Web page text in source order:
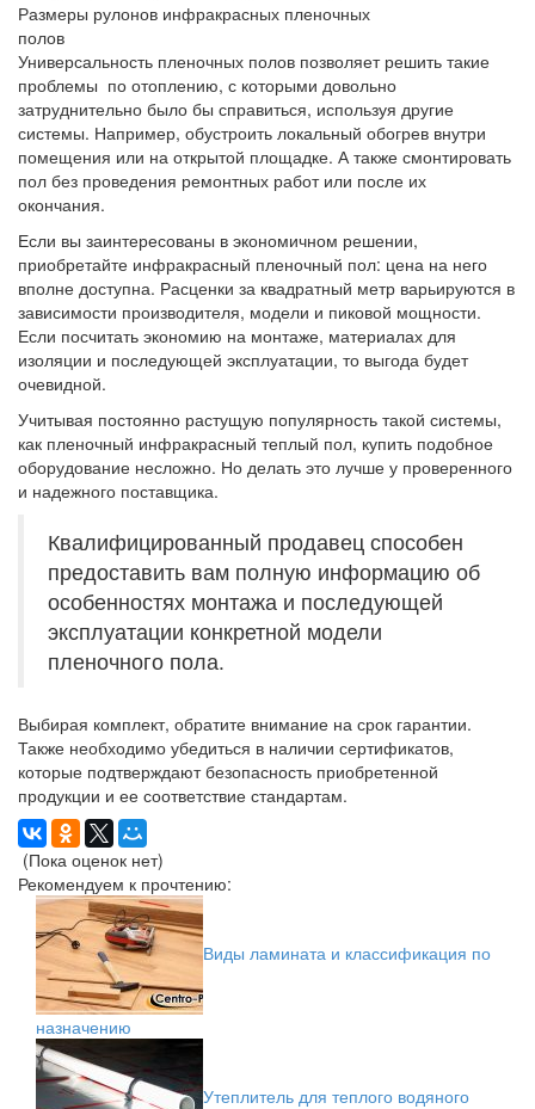
Размеры рулонов инфракрасных пленочных
полов
Универсальность пленочных полов позволяет решить такие
проблемы по отоплению, с которыми довольно
затруднительно было бы справиться, используя другие
системы. Например, обустроить локальный обогрев внутри
помещения или на открытой площадке. А также смонтировать
пол без проведения ремонтных работ или после их
окончания.
Если вы заинтересованы в экономичном решении,
приобретайте инфракрасный пленочный пол: цена на него
вполне доступна. Расценки за квадратный метр варьируются в
зависимости производителя, модели и пиковой мощности.
Если посчитать экономию на монтаже, материалах для
изоляции и последующей эксплуатации, то выгода будет
очевидной.
Учитывая постоянно растущую популярность такой системы,
как пленочный инфракрасный теплый пол, купить подобное
оборудование несложно. Но делать это лучше у проверенного
и надежного поставщика.
Квалифицированный продавец способен
предоставить вам полную информацию об
особенностях монтажа и последующей
эксплуатации конкретной модели
пленочного пола.
Выбирая комплект, обратите внимание на срок гарантии.
Также необходимо убедиться в наличии сертификатов,
которые подтверждают безопасность приобретенной
продукции и ее соответствие стандартам.
(Пока оценок нет)
Рекомендуем к прочтению:
Виды ламината и классификация по
назначению
Утеплитель для теплого водяного